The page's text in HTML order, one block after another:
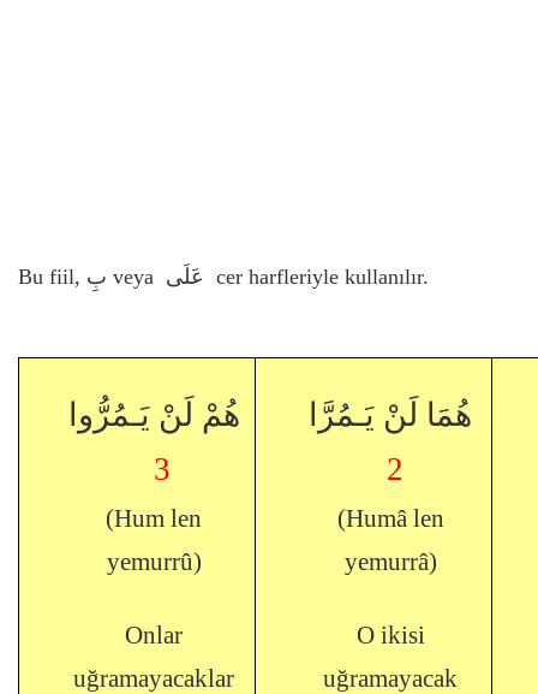
Bu fiil, بِ veya عَلَى cer harfleriyle kullanılır.
هُمْ لَنْ يَـمُرُّوا
3
(Hum len
yemurrû)
Onlar
uğramayacaklar
هُمَا لَنْ يَـمُرَّا
2
(Humâ len
yemurrâ)
O ikisi
uğramayacak